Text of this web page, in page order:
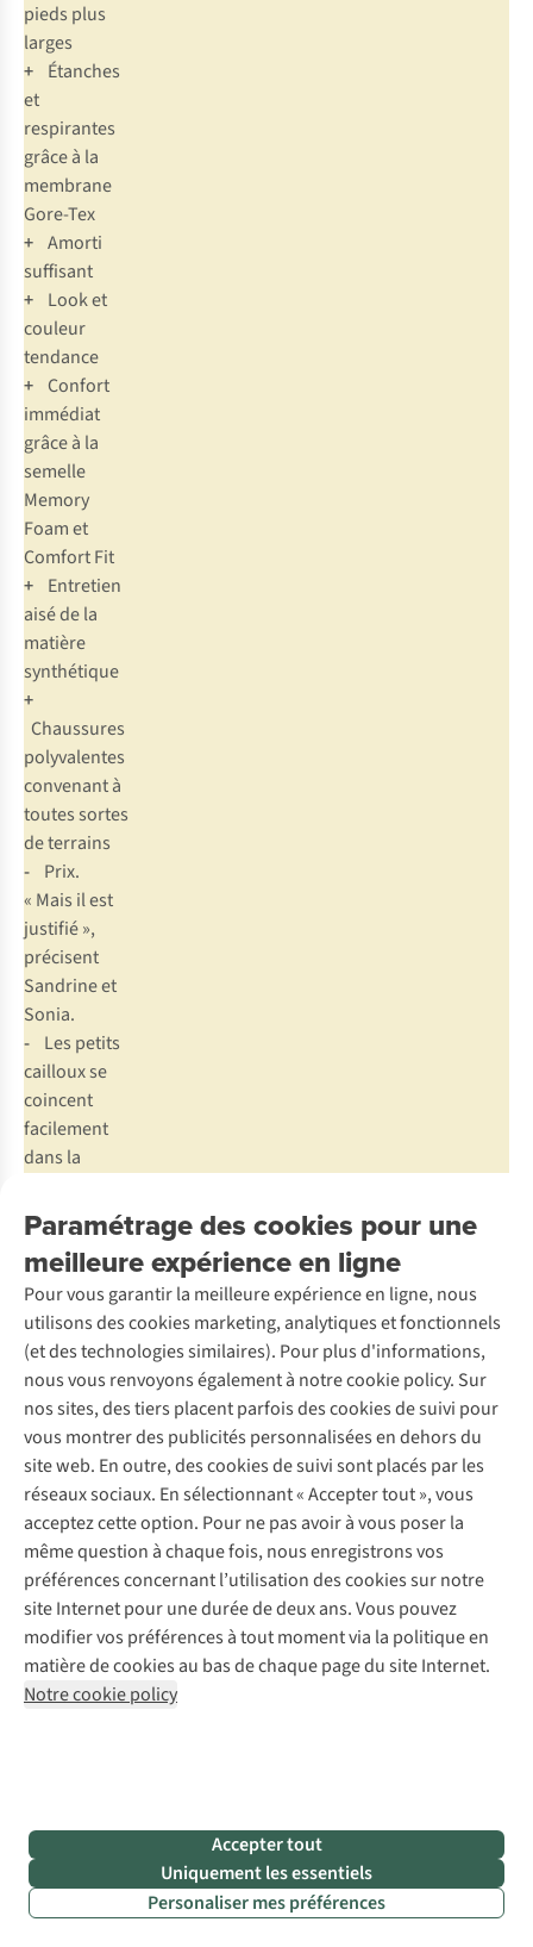
pieds plus
larges
+ Étanches
et
respirantes
grâce à la
membrane
Gore-Tex
+ Amorti
suffisant
+ Look et
couleur
tendance
+ Confort
immédiat
grâce à la
semelle
Memory
Foam et
Comfort Fit
+ Entretien
aisé de la
matière
synthétique
+
Chaussures
polyvalentes
convenant à
toutes sortes
de terrains
- Prix.
« Mais il est
justifié »,
précisent
Sandrine et
Sonia.
- Les petits
cailloux se
coincent
facilement
dans la
À propos de Meindl
Saviez-vous que votre pied gauche et votre pied droit n’ont
très probablement pas la même taille ? Et qu’ils ne sont pas
aussi larges l’un que l’autre ? Meindl tient compte de cette
réalité. En effet, les chaussures Meindl sont réputées pour
leurexcellent ajustement. Elles sont adaptées à votre
anatomie et ne serrent donc pas.
Trouvez les chaussures Meindl faites pour vous
Encore plus d’inspiration
Moyennant de bons soins, vos chaussures de randonnée
Paramétrage des cookies pour une
meilleure expérience en ligne
Pour vous garantir la meilleure expérience en ligne, nous
utilisons des cookies marketing, analytiques et fonctionnels
(et des technologies similaires). Pour plus d'informations,
nous vous renvoyons également à notre cookie policy. Sur
nos sites, des tiers placent parfois des cookies de suivi pour
vous montrer des publicités personnalisées en dehors du
site web. En outre, des cookies de suivi sont placés par les
réseaux sociaux. En sélectionnant « Accepter tout », vous
acceptez cette option. Pour ne pas avoir à vous poser la
même question à chaque fois, nous enregistrons vos
préférences concernant l’utilisation des cookies sur notre
site Internet pour une durée de deux ans. Vous pouvez
modifier vos préférences à tout moment via la politique en
matière de cookies au bas de chaque page du site Internet.
Notre cookie policy
Accepter tout
Uniquement les essentiels
Personaliser mes préférences